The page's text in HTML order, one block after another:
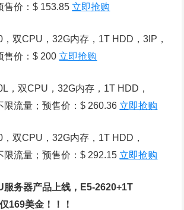
售价：$ 153.85 立即抢购
，双CPU，32G内存，1T HDD，3IP，
售价：$ 200 立即抢购
，双CPU，32G内存，1T HDD，
限流量；预售价：$ 260.36 立即抢购
，双CPU，32G内存，1T HDD，
限流量；预售价：$ 292.15 立即抢购
服务器产品上线，E5-2620+1T
169美金！！！